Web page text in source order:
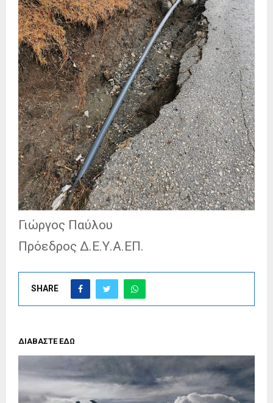
Γιώργος Παύλου
Πρόεδρος Δ.Ε.Υ.Α.ΕΠ.
SHARE
ΔΙΑΒΑΣΤΕ ΕΔΩ